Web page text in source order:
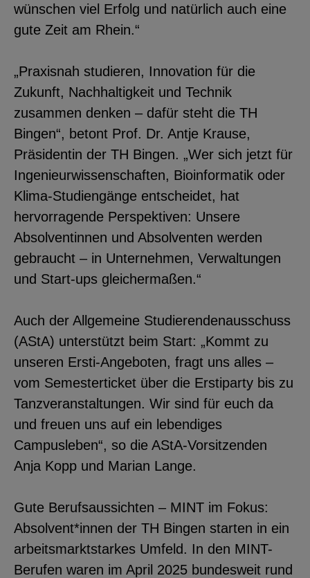
wünschen viel Erfolg und natürlich auch eine
gute Zeit am Rhein.“
„Praxisnah studieren, Innovation für die
Zukunft, Nachhaltigkeit und Technik
zusammen denken – dafür steht die TH
Bingen“, betont Prof. Dr. Antje Krause,
Präsidentin der TH Bingen. „Wer sich jetzt für
Ingenieurwissenschaften, Bioinformatik oder
Klima-Studiengänge entscheidet, hat
hervorragende Perspektiven: Unsere
Absolventinnen und Absolventen werden
gebraucht – in Unternehmen, Verwaltungen
und Start-ups gleichermaßen.“
Auch der Allgemeine Studierendenausschuss
(AStA) unterstützt beim Start: „Kommt zu
unseren Ersti-Angeboten, fragt uns alles –
vom Semesterticket über die Erstiparty bis zu
Tanzveranstaltungen. Wir sind für euch da
und freuen uns auf ein lebendiges
Campusleben“, so die AStA-Vorsitzenden
Anja Kopp und Marian Lange.
Gute Berufsaussichten – MINT im Fokus:
Absolvent*innen der TH Bingen starten in ein
arbeitsmarktstarkes Umfeld. In den MINT-
Berufen waren im April 2025 bundesweit rund
ChatBot